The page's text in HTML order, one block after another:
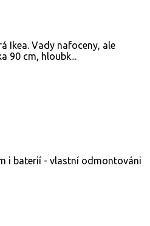
Ikea. Vady nafoceny, ale
90 cm, hloubk...
i baterií - vlastní odmontováni